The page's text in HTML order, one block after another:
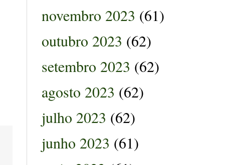
novembro 2023 (61)
outubro 2023 (62)
setembro 2023 (62)
agosto 2023 (62)
julho 2023 (62)
junho 2023 (61)